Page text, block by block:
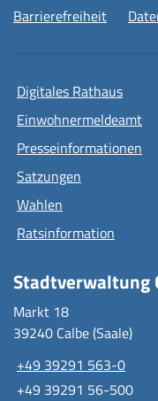
Barrierefreiheit
Digitales Rathaus
Einwohnermeldeamt
Presseinformationen
Satzungen
Wahlen
Ratsinformation
Stadtverwaltung
Markt 18
39240 Calbe (Saale)
+49 39291 563-0
+49 39291 56-500